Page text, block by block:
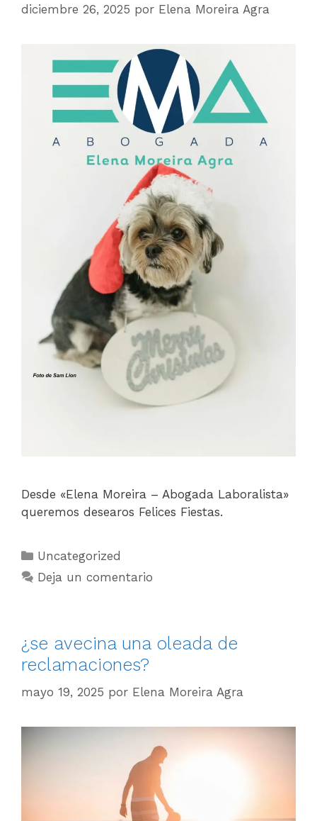
diciembre 26, 2025 por Elena Moreira Agra
Desde «Elena Moreira – Abogada Laboralista»
queremos desearos Felices Fiestas.
Uncategorized
Deja un comentario
¿se avecina una oleada de
reclamaciones?
mayo 19, 2025 por Elena Moreira Agra